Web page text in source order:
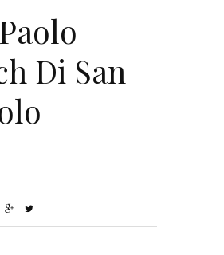
Di San